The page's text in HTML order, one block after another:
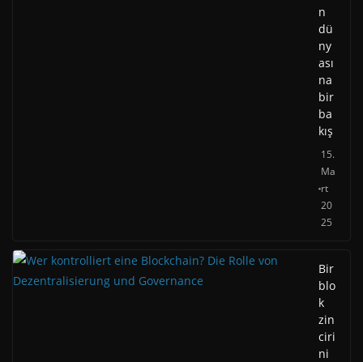
n
dü
ny
ası
na
bir
ba
kış
15.
Ma
rt
20
25
Bir
blo
k
zin
ciri
ni